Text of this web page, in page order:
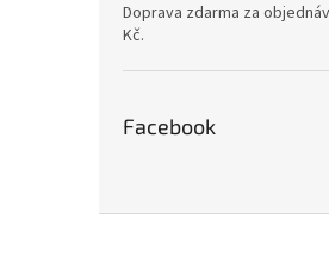
Doprava zdarma za
Kč.
Facebook